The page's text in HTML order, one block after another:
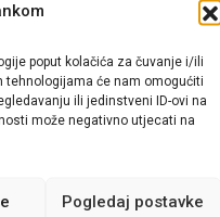
poput kolačića za čuvanje i/ili
tehnologijama će nam omogućiti
ili jedinstveni ID-ovi na
može negativno utjecati na
Pogledaj postavke